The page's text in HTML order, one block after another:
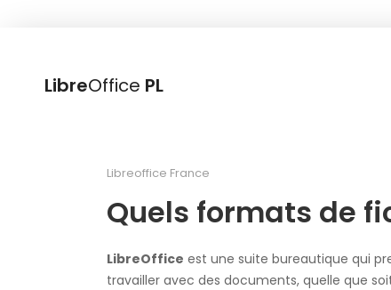
LibreOffice PL
Libreoffice France
Quels formats de
LibreOffice est une suite bureautique qui
travailler avec des documents, quelle que